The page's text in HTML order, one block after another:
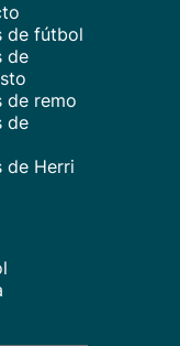
de fútbol
de
de remo
de
de Herri